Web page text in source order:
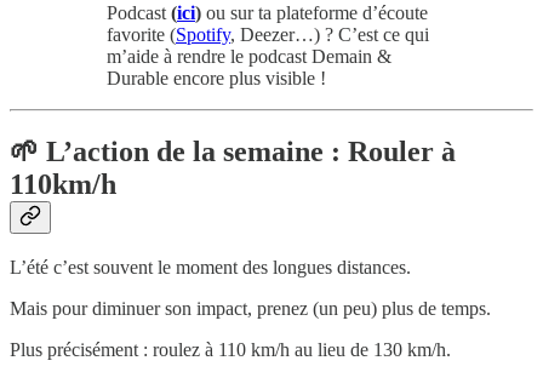
Podcast (ici) ou sur ta plateforme d’écoute
favorite (Spotify, Deezer…) ? C’est ce qui
m’aide à rendre le podcast Demain &
Durable encore plus visible !
🌱 L’action de la semaine : Rouler à
110km/h
L’été c’est souvent le moment des longues distances.
Mais pour diminuer son impact, prenez (un peu) plus de temps.
Plus précisément : roulez à 110 km/h au lieu de 130 km/h.